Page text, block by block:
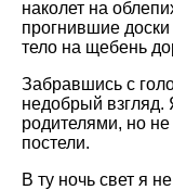
наколет на
прогнившие
тело на щебень
Забравшись с
недобрый взгляд.
родителями, но не
постели.
В ту ночь свет я